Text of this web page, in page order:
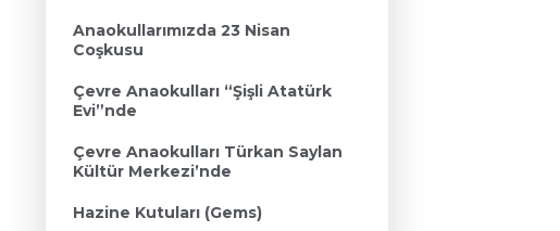
Anaokullarımızda 23 Nisan
Coşkusu
Çevre Anaokulları “Şişli Atatürk
Evi”nde
Çevre Anaokulları Türkan Saylan
Kültür Merkezi’nde
Hazine Kutuları (Gems)